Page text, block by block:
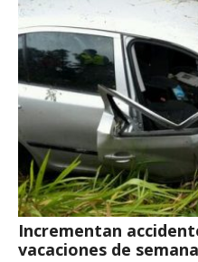
Incrementan
vacaciones de